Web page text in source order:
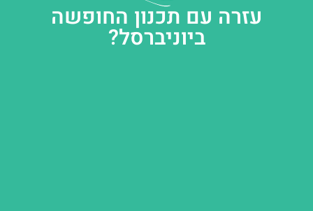
עזרה עם תכנון החופשה
ביוניברסל?